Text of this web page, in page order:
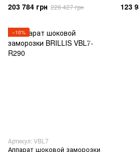
203 784 грн 226 427 грн 123
−10%
Артикул: VBL7
Аппарат шоковой заморозки